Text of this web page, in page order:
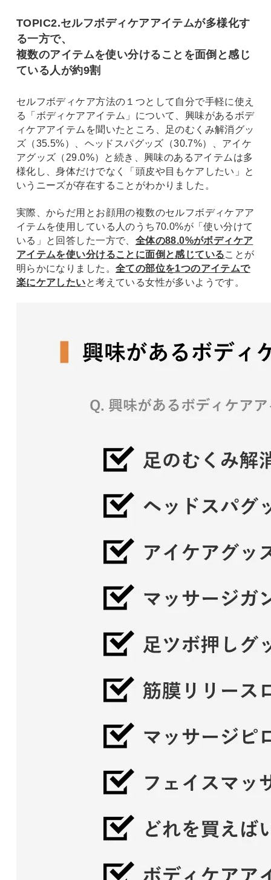
TOPIC2.セルフボディケアアイテムが多様化す
る一方で、
複数のアイテムを使い分けることを面倒と感じ
ている人が約9割
セルフボディケア方法の１つとして自分で手軽に使え
る「ボディケアアイテム」について、興味があるボデ
ィケアアイテムを聞いたところ、足のむくみ解消グッ
ズ（35.5%）、ヘッドスパグッズ（30.7%）、アイケ
アグッズ（29.0%）と続き、興味のあるアイテムは多
様化し、身体だけでなく「頭皮や目もケアしたい」と
いうニーズが存在することがわかりました。
実際、からだ用とお顔用の複数のセルフボディケアア
イテムを使用している人のうち70.0%が「使い分けて
いる」と回答した一方で、 全体の88.0%がボディケア
アイテムを使い分けることに面倒と感じていることが
明らかになりました。 全ての部位を1つのアイテムで
楽にケアしたいと考えている女性が多いようです。